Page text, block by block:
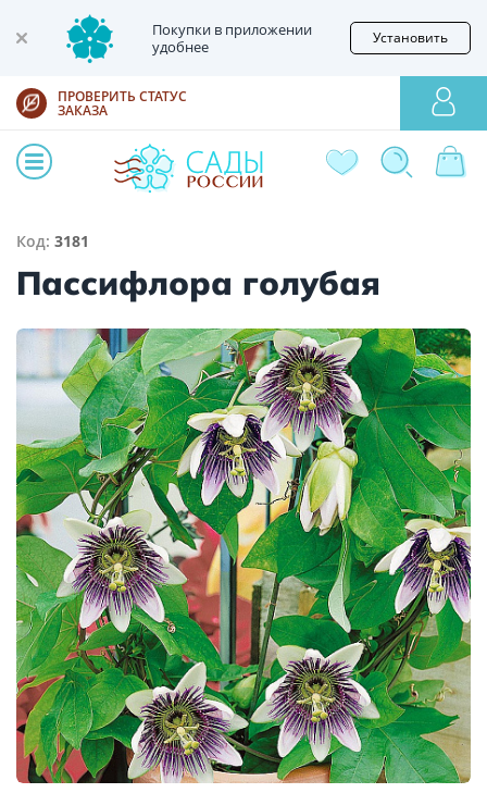
Покупки в приложении
удобнее
Установить
ПРОВЕРИТЬ СТАТУС
ЗАКАЗА
Код: 3181
Пассифлора голубая